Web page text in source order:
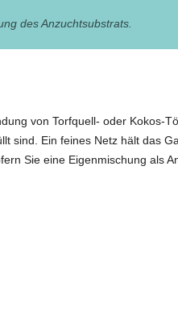
des Anzuchtsubstrats.
von Torfquell- oder Kokos-
sind. Ein feines Netz hält das
Sie eine Eigenmischung als